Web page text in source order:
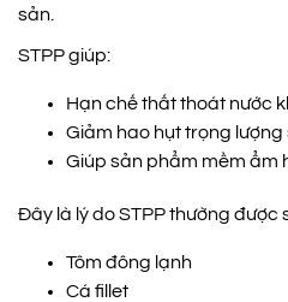
sản.
STPP giúp:
Hạn chế thất thoát nước
Giảm hao hụt trọng lượng
Giúp sản phẩm mềm ẩm
Đây là lý do STPP thường được
Tôm đông lạnh
Cá fillet